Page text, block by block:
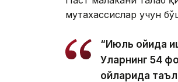
мутахассислар учун
“Июль ойида
Уларнинг 54
ойларида